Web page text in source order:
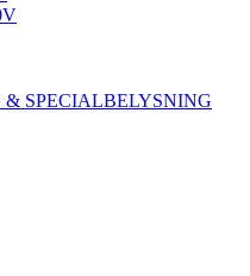
SPECIALBELYSNING